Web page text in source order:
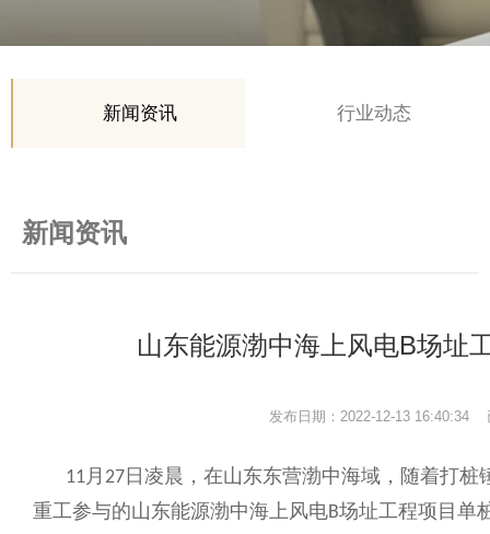
新闻资讯 行业动态
新闻资讯
山东能源渤中海上风电B场址
发布日期：2022-12-13 16:40:34
11月 27 日凌晨，在山东东营渤中海域，随着打
重工参与的山东能源渤中海上风电B场址工程项目单